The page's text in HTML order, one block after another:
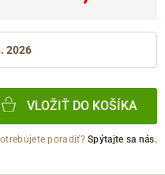
2026
VLOŽIŤ DO KOŠÍKA
poradiť?Spýtajte sa nás.